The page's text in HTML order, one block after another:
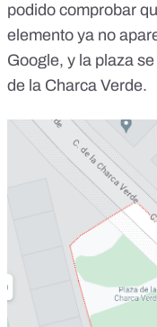
podido comprobar
elemento ya no
Google, y la plaza
de la Charca Verde.